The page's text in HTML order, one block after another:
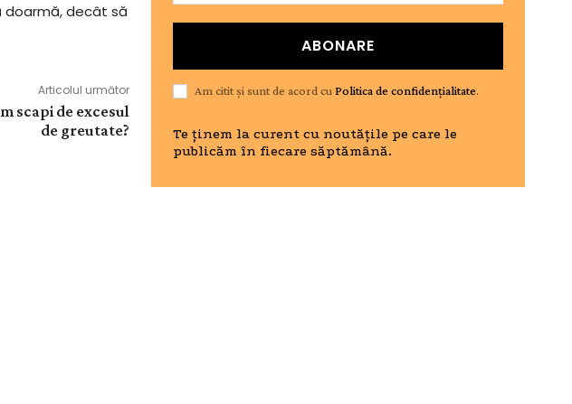
doarmă, decât să
Articolul următor
scapi de excesul
de greutate?
ABONARE
Am citit și sunt de acord cuPolitica de confidențialitate.
Te ținem la curent cu noutățile pe care le
publicăm în fiecare săptămână.